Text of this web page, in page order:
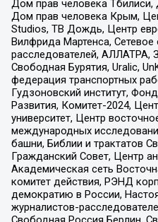
Дом прав человека Тбилиси,
Дом прав человека Крым,
Studios, ТВ Дождь, Центр
Вилфрида Мартенса,
расследователей, АЛЛАТРА,
Свободная Бурятия, Uralic,
федерация транспортных
Гудзоновский институт,
Развития, Комитет-2024,
университет, Центр
международных
башни, Библии и трактатов
Гражданский Совет, Центр
Академическая сеть
комитет действия, РЭНД
демократию в России,
журналистов-